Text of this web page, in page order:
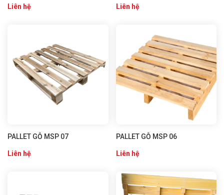
Liên hệ Liên hệ
PALLET GỖ MSP 07
Liên hệ
PALLET GỖ MSP 06
Liên hệ